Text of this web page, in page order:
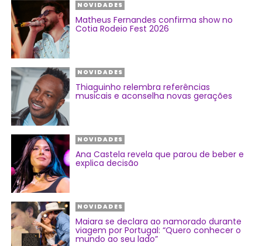
NOVIDADES
Matheus Fernandes confirma show no
Cotia Rodeio Fest 2026
NOVIDADES
Thiaguinho relembra referências
musicais e aconselha novas gerações
NOVIDADES
Ana Castela revela que parou de beber e
explica decisão
NOVIDADES
Maiara se declara ao namorado durante
viagem por Portugal: “Quero conhecer o
mundo ao seu lado”